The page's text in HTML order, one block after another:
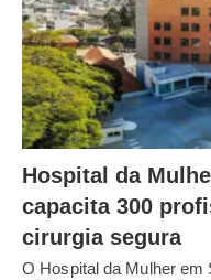
Hospital da
capacita 300
cirurgia segura
O Hospital da Mulher em